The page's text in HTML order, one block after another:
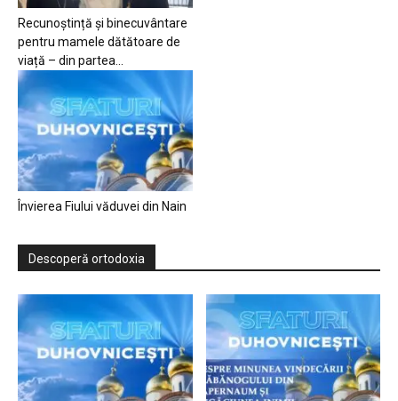
Recunoștință și binecuvântare
pentru mamele dătătoare de
viață – din partea...
Învierea Fiului văduvei din Nain
Descoperă ortodoxia